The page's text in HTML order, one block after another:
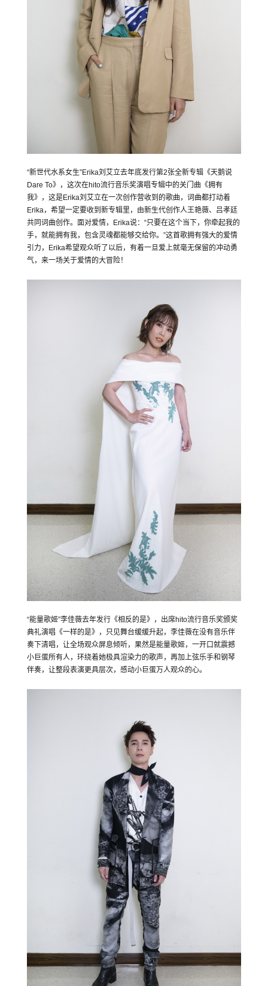
“新世代水系女生”Erika刘艾立去年底发行第2张全新专辑《天鹅说
Dare To》，这次在hito流行音乐奖演唱专辑中的关门曲《拥有
我》，这是Erika刘艾立在一次创作营收到的歌曲，词曲都打动着
Erika，希望一定要收到新专辑里，由新生代创作人王艳薇、吕孝廷
共同词曲创作。面对爱情，Erika说：“只要在这个当下，你牵起我的
手，就能拥有我，包含灵魂都能够交给你。”这首歌拥有强大的爱情
引力，Erika希望观众听了以后，有着一旦爱上就毫无保留的冲动勇
气，来一场关于爱情的大冒险！
“能量歌姬”李佳薇去年发行《相反的是》，出席hito流行音乐奖颁奖
典礼演唱《一样的是》，只见舞台缓缓升起，李佳薇在没有音乐伴
奏下清唱，让全场观众屏息倾听，果然是能量歌姬，一开口就震撼
小巨蛋所有人，环绕着她极具渲染力的歌声，再加上弦乐手和钢琴
伴奏，让整段表演更具层次，感动小巨蛋万人观众的心。